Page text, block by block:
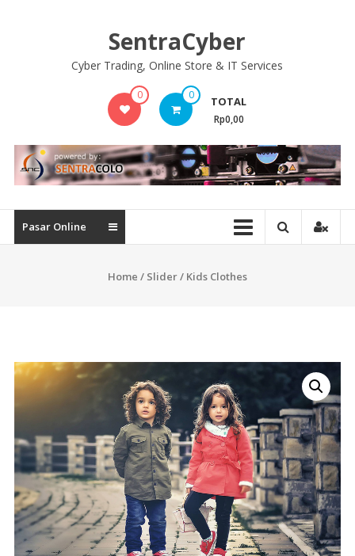
SentraCyber
Cyber Trading, Online Store & IT Services
0 0 TOTAL
Rp0,00
Pasar Online
Home / Slider/ Kids Clothes